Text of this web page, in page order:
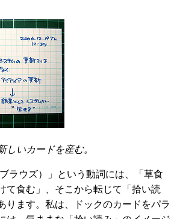
しいカードを産む。
ラウズ）」という動詞には、「草食
て食む」、そこから転じて「拾い読
ります。私は、ドックのカードをパラ